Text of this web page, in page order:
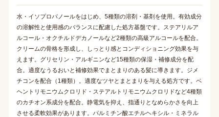
水・イソプロパノールをはじめ、5種類の溶剤・基剤を使用。有効成分
の溶解性と使用感のバランスに配慮した処方基盤です。ステアリルア
ルコール・オクチルドデカノールなど2種類の高級アルコールを配合。
クリームの骨格を形成し、しっとり感とコンディショニング効果を与
えます。グリセリン・アルギニンなど15種類の保湿・補修成分を配
合。適度なうるおいと補修効果でまとまりのある髪に導きます。ジメ
チコンを配合（1種類）。適度なツヤとまとまりを与える処方です。ベ
ヘントリモニウムクロリド・ステアルトリモニウムクロリドなど4種類
のカチオン系成分を配合。静電気を抑え、指通りとなめらかさを向上
させる柔軟効果があります。パルミチン酸エチルヘキシル・ミネラル